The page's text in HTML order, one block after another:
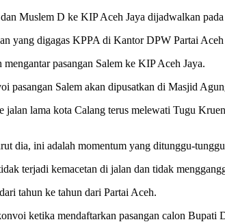
Muslem D ke KIP Aceh Jaya dijadwalkan
yang digagas KPPA di Kantor DPW Partai
pasangan Salem ke KIP Aceh Jaya.
Salem akan dipusatkan di Masjid
lama kota Calang terus melewati Tugu
dia, ini adalah momentum yang ditunggu-
terjadi kemacetan di jalan dan tidak
tahun ke tahun dari Partai Aceh.
ketika mendaftarkan pasangan calon